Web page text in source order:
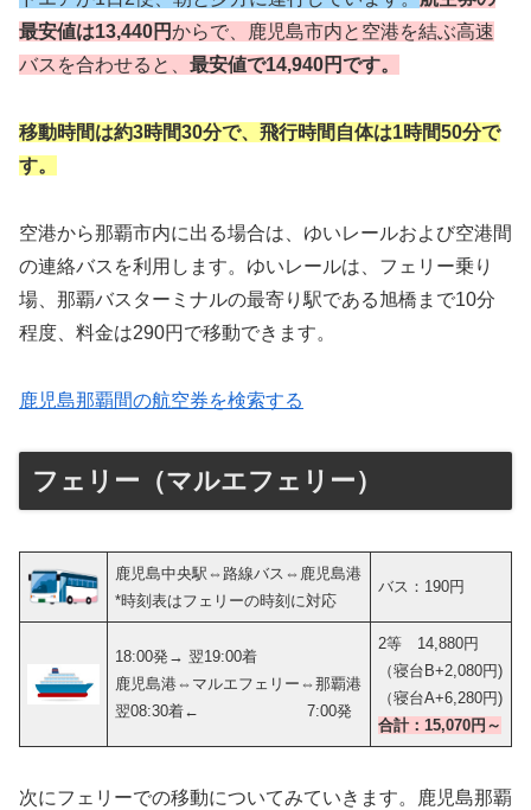
最安値は13,440円からで、鹿児島市内と空港を結ぶ高速
バスを合わせると、 最安値で14,940円です。
移動時間は約3時間30分で、飛行時間自体は1時間50分で
す。
空港から那覇市内に出る場合は、ゆいレールおよび空港間
の連絡バスを利用します。ゆいレールは、フェリー乗り
場、那覇バスターミナルの最寄り駅である旭橋まで10分
程度、料金は290円で移動できます。
鹿児島那覇間の航空券を検索する
フェリー（マルエフェリー）
鹿児島中央駅⇔路線バス⇔鹿児島港
*時刻表はフェリーの時刻に対応
バス：190円
18:00発→ 翌19:00着
鹿児島港⇔マルエフェリー⇔那覇港
翌08:30着← 7:00発
2等 14,880円
（寝台B+2,080円)
（寝台A+6,280円)
合計：15,070円～
次にフェリーでの移動についてみていきます。鹿児島那覇